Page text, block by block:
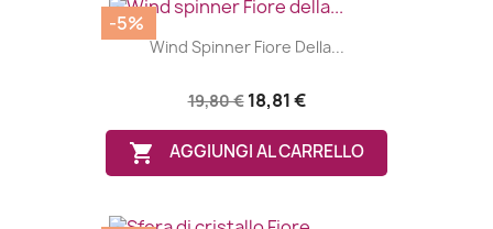
Wind Spinner Fiore Della...
19,80 € 18,81 €
 AGGIUNGI AL CARRELLO
-5%